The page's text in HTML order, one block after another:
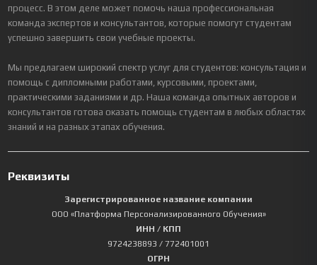
процесс. В этом деле может помочь наша профессиональная
команда экспертов и консультантов, которые помогут студентам
успешно завершить свои учебные проекты.
Мы предлагаем широкий спектр услуг для студентов: консультация и
помощь с дипломными работами, курсовыми, проектами,
практическими заданиями и др. Наша команда опытных авторов и
консультантов готова оказать помощь студентам в любых областях
знаний и на разных этапах обучения.
Реквизиты
Зарегистрированное название компании
ООО «Платформа Персонализированного Обучения»
ИНН / КПП
9724238893 / 772401001
ОГРН